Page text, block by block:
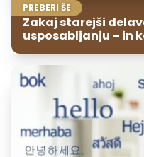
PREBERI ŠE
Zakaj starejši
usposabljanju – in